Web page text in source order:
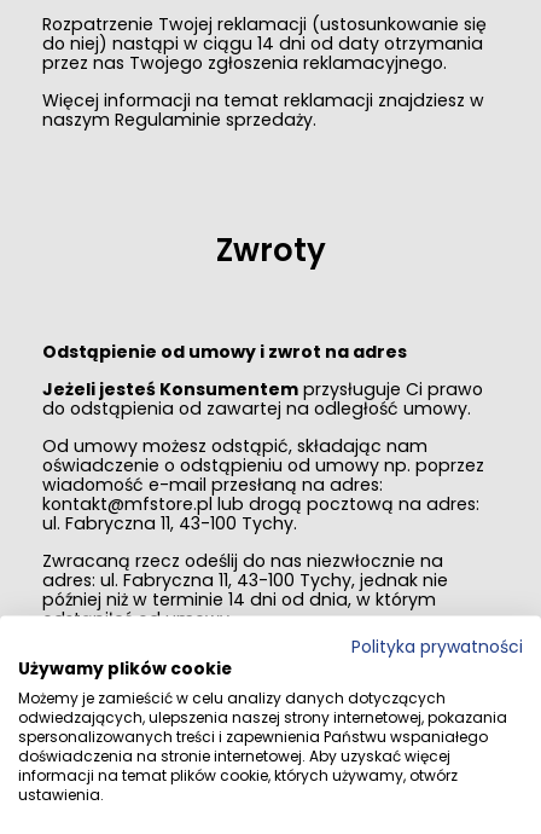
Rozpatrzenie Twojej reklamacji (ustosunkowanie się
do niej) nastąpi w ciągu 14 dni od daty otrzymania
przez nas Twojego zgłoszenia reklamacyjnego.
Więcej informacji na temat reklamacji znajdziesz w
naszym Regulaminie sprzedaży.
Zwroty
Odstąpienie od umowy i zwrot na adres
Jeżeli jesteś Konsumentem przysługuje Ci prawo
do odstąpienia od zawartej na odległość umowy.
Od umowy możesz odstąpić, składając nam
oświadczenie o odstąpieniu od umowy np. poprzez
wiadomość e-mail przesłaną na adres:
kontakt@mfstore.pl lub drogą pocztową na adres:
ul. Fabryczna 11, 43-100 Tychy.
Zwracaną rzecz odeślij do nas niezwłocznie na
adres: ul. Fabryczna 11, 43-100 Tychy, jednak nie
później niż w terminie 14 dni od dnia, w którym
odstąpiłeś od umowy.
Od umowy możesz odstąpić w terminie 14 dni.
Bieg czternastodniowego terminu na odstąpienie od
umowy rozpoczyna się:
Dla umowy, w której wydajemy produkt, będąc
zobowiązanymi do przeniesienia jej własności
od objęcia rzeczy w posiadanie przez Ciebie lub
Polityka prywatności
Używamy plików cookie
Możemy je zamieścić w celu analizy danych dotyczących
odwiedzających, ulepszenia naszej strony internetowej, pokazania
spersonalizowanych treści i zapewnienia Państwu wspaniałego
doświadczenia na stronie internetowej. Aby uzyskać więcej
informacji na temat plików cookie, których używamy, otwórz
ustawienia.